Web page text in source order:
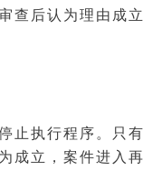
查后认为理由成立
止执行程序。只有
成立，案件进入再